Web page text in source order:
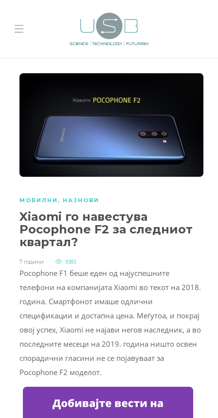
МОБИЛНИ , НАЈНОВИ
Xiaomi го навестува
Pocophone F2 за следниот
квартал?
7 години 1083
Pocophone F1 беше еден од најуспешните
телефони на компанијата Xiaomi во текот на 2018.
година. Смартфонот имаше одлични
спецификации и достапна цена. Меѓутоа, и покрај
овој успех, Xiaomi не најави негов наследник, а во
последните месеци на 2019. година ништо освен
спорадични гласини не се појавуваат за
Pocophone F2 моделот.